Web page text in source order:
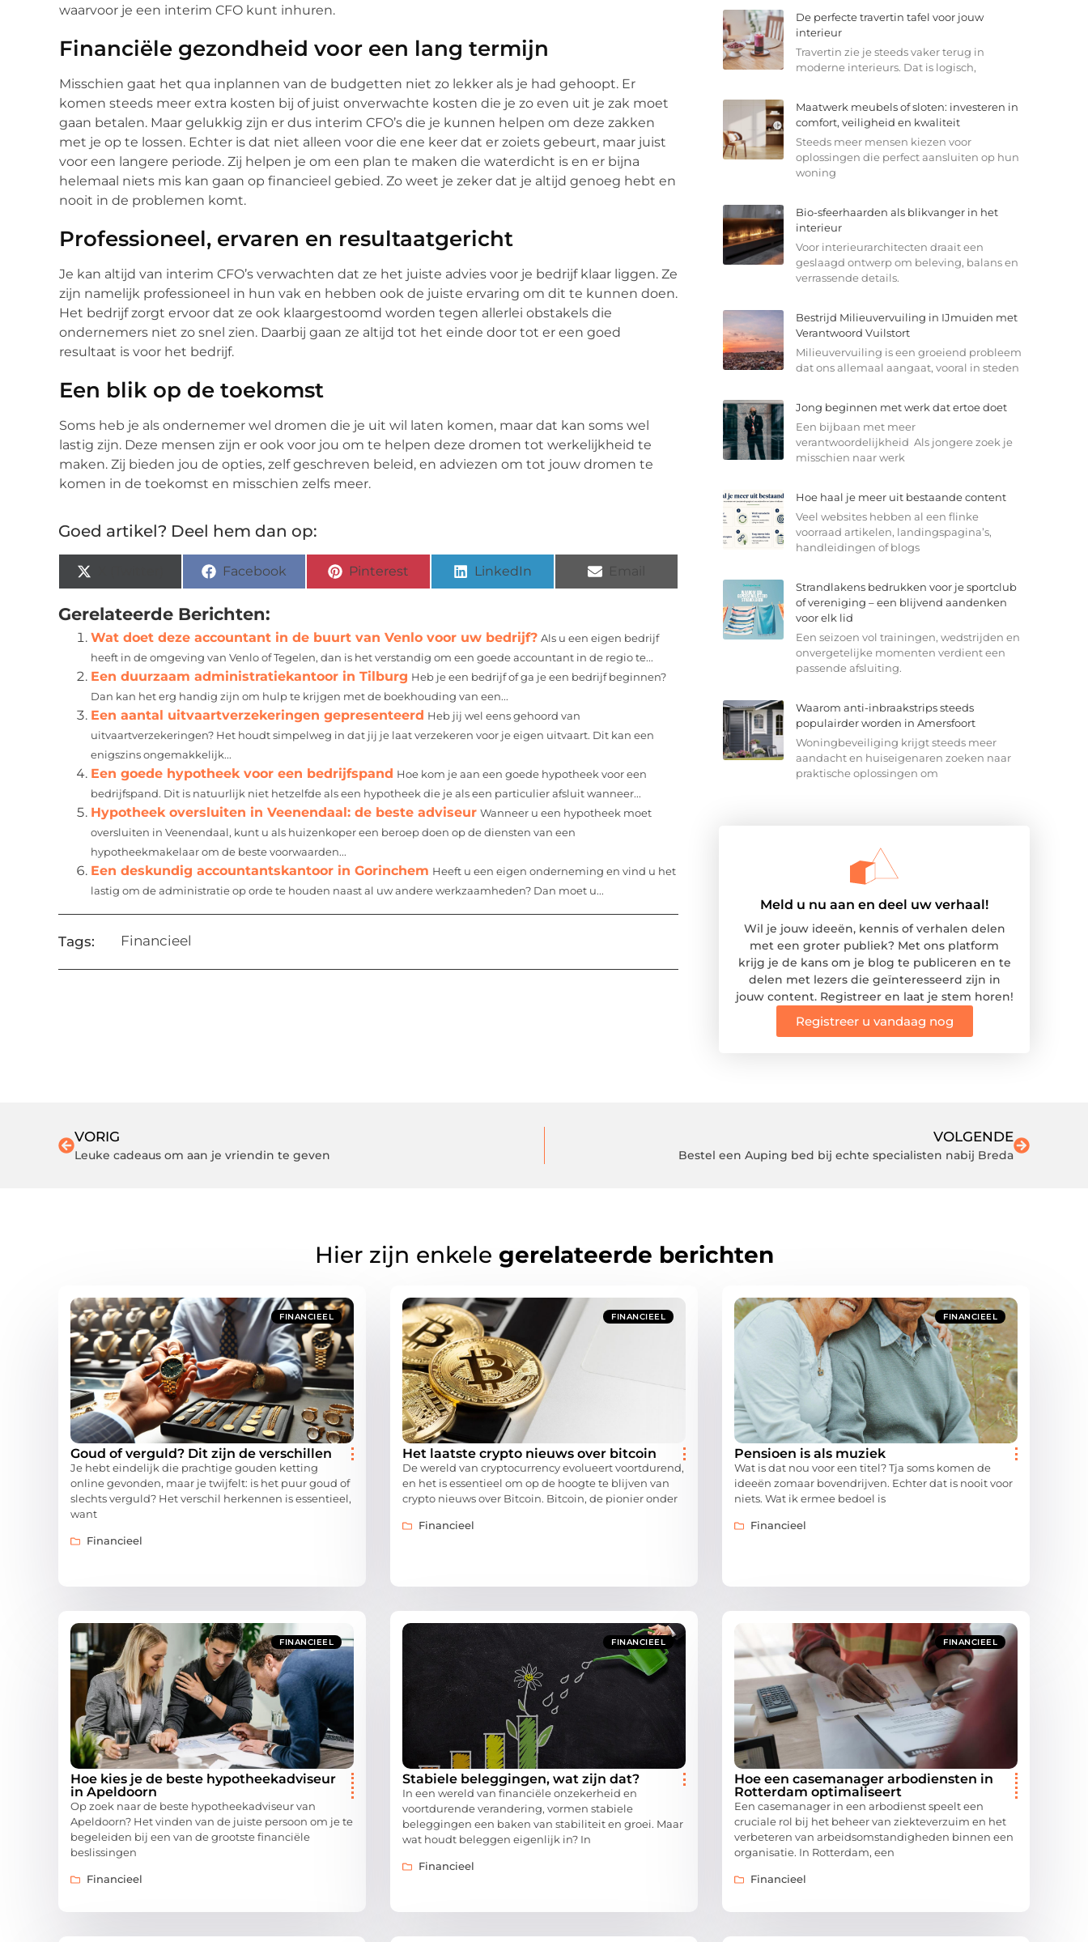
waarvoor je een interim CFO kunt inhuren.
Financiële gezondheid voor een lang termijn
Misschien gaat het qua inplannen van de budgetten niet zo lekker als je had gehoopt. Er
komen steeds meer extra kosten bij of juist onverwachte kosten die je zo even uit je zak moet
gaan betalen. Maar gelukkig zijn er dus interim CFO’s die je kunnen helpen om deze zakken
met je op te lossen. Echter is dat niet alleen voor die ene keer dat er zoiets gebeurt, maar juist
voor een langere periode. Zij helpen je om een plan te maken die waterdicht is en er bijna
helemaal niets mis kan gaan op financieel gebied. Zo weet je zeker dat je altijd genoeg hebt en
nooit in de problemen komt.
Professioneel, ervaren en resultaatgericht
Je kan altijd van interim CFO’s verwachten dat ze het juiste advies voor je bedrijf klaar liggen. Ze
zijn namelijk professioneel in hun vak en hebben ook de juiste ervaring om dit te kunnen doen.
Het bedrijf zorgt ervoor dat ze ook klaargestoomd worden tegen allerlei obstakels die
ondernemers niet zo snel zien. Daarbij gaan ze altijd tot het einde door tot er een goed
resultaat is voor het bedrijf.
Een blik op de toekomst
Soms heb je als ondernemer wel dromen die je uit wil laten komen, maar dat kan soms wel
lastig zijn. Deze mensen zijn er ook voor jou om te helpen deze dromen tot werkelijkheid te
maken. Zij bieden jou de opties, zelf geschreven beleid, en adviezen om tot jouw dromen te
komen in de toekomst en misschien zelfs meer.
Goed artikel? Deel hem dan op:
Facebook Pinterest LinkedIn
Gerelateerde Berichten:
Wat doet deze accountant in de buurt van Venlo voor uw bedrijf? Als u een eigen bedrijf
heeft in de omgeving van Venlo of Tegelen, dan is het verstandig om een goede accountant in de regio te...
Een duurzaam administratiekantoor in Tilburg Heb je een bedrijf of ga je een bedrijf beginnen?
Dan kan het erg handig zijn om hulp te krijgen met de boekhouding van een...
Een aantal uitvaartverzekeringen gepresenteerd Heb jij wel eens gehoord van
uitvaartverzekeringen? Het houdt simpelweg in dat jij je laat verzekeren voor je eigen uitvaart. Dit kan een
enigszins ongemakkelijk...
Een goede hypotheek voor een bedrijfspand Hoe kom je aan een goede hypotheek voor een
bedrijfspand. Dit is natuurlijk niet hetzelfde als een hypotheek die je als een particulier afsluit wanneer...
Hypotheek oversluiten in Veenendaal: de beste adviseur Wanneer u een hypotheek moet
oversluiten in Veenendaal, kunt u als huizenkoper een beroep doen op de diensten van een
hypotheekmakelaar om de beste voorwaarden...
Een deskundig accountantskantoor in Gorinchem Heeft u een eigen onderneming en vind u het
lastig om de administratie op orde te houden naast al uw andere werkzaamheden? Dan moet u...
Tags: Financieel
De perfecte travertin tafel voor jouw
interieur
Travertin zie je steeds vaker terug in
moderne interieurs. Dat is logisch,
Maatwerk meubels of sloten: investeren in
comfort, veiligheid en kwaliteit
Steeds meer mensen kiezen voor
oplossingen die perfect aansluiten op hun
woning
Bio-sfeerhaarden als blikvanger in het
interieur
Voor interieurarchitecten draait een
geslaagd ontwerp om beleving, balans en
verrassende details.
Bestrijd Milieuvervuiling in IJmuiden met
Verantwoord Vuilstort
Milieuvervuiling is een groeiend probleem
dat ons allemaal aangaat, vooral in steden
Jong beginnen met werk dat ertoe doet
Een bijbaan met meer
verantwoordelijkheid Als jongere zoek je
misschien naar werk
Hoe haal je meer uit bestaande content
Veel websites hebben al een flinke
voorraad artikelen, landingspagina’s,
handleidingen of blogs
Strandlakens bedrukken voor je sportclub
of vereniging – een blijvend aandenken
voor elk lid
Een seizoen vol trainingen, wedstrijden en
onvergetelijke momenten verdient een
passende afsluiting.
Waarom anti-inbraakstrips steeds
populairder worden in Amersfoort
Woningbeveiliging krijgt steeds meer
aandacht en huiseigenaren zoeken naar
praktische oplossingen om
Meld u nu aan en deel uw verhaal!
Wil je jouw ideeën, kennis of verhalen delen
met een groter publiek? Met ons platform
krijg je de kans om je blog te publiceren en te
delen met lezers die geïnteresseerd zijn in
jouw content. Registreer en laat je stem horen!
Registreer u vandaag nog
VORIG
Leuke cadeaus om aan je vriendin te geven
VOLGENDE
Bestel een Auping bed bij echte specialisten nabij Breda
Hier zijn enkele gerelateerde berichten
FINANCIEEL
Goud of verguld? Dit zijn de verschillen
Je hebt eindelijk die prachtige gouden ketting
online gevonden, maar je twijfelt: is het puur goud of
slechts verguld? Het verschil herkennen is essentieel,
want
Financieel
FINANCIEEL
Het laatste crypto nieuws over bitcoin
De wereld van cryptocurrency evolueert voortdurend,
en het is essentieel om op de hoogte te blijven van
crypto nieuws over Bitcoin. Bitcoin, de pionier onder
Financieel
FINANCIEEL
Pensioen is als muziek
Wat is dat nou voor een titel? Tja soms komen de
ideeën zomaar bovendrijven. Echter dat is nooit voor
niets. Wat ik ermee bedoel is
Financieel
FINANCIEEL
Hoe kies je de beste hypotheekadviseur
in Apeldoorn
Op zoek naar de beste hypotheekadviseur van
Apeldoorn? Het vinden van de juiste persoon om je te
begeleiden bij een van de grootste financiële
beslissingen
Financieel
FINANCIEEL
Stabiele beleggingen, wat zijn dat?
In een wereld van financiële onzekerheid en
voortdurende verandering, vormen stabiele
beleggingen een baken van stabiliteit en groei. Maar
wat houdt beleggen eigenlijk in? In
Financieel
FINANCIEEL
Hoe een casemanager arbodiensten in
Rotterdam optimaliseert
Een casemanager in een arbodienst speelt een
cruciale rol bij het beheer van ziekteverzuim en het
verbeteren van arbeidsomstandigheden binnen een
organisatie. In Rotterdam, een
Financieel